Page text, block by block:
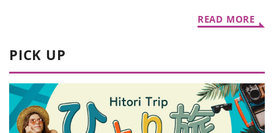
READ MORE
PICK UP